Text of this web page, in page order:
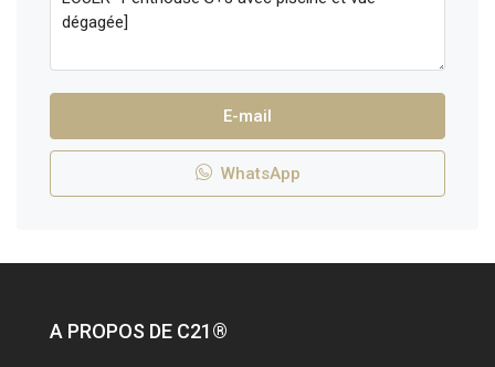
E-mail
WhatsApp
A PROPOS DE C21®